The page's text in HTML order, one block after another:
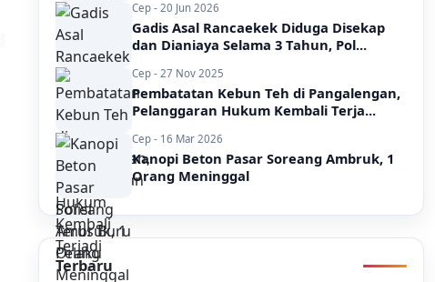
Cep - 20 Jun 2026
Gadis Asal Rancaekek Diduga Disekap
dan Dianiaya Selama 3 Tahun, Pol...
Cep - 27 Nov 2025
Pembatatan Kebun Teh di Pangalengan,
Pelanggaran Hukum Kembali Terja...
Cep - 16 Mar 2026
Kanopi Beton Pasar Soreang Ambruk, 1
Orang Meninggal
Terbaru